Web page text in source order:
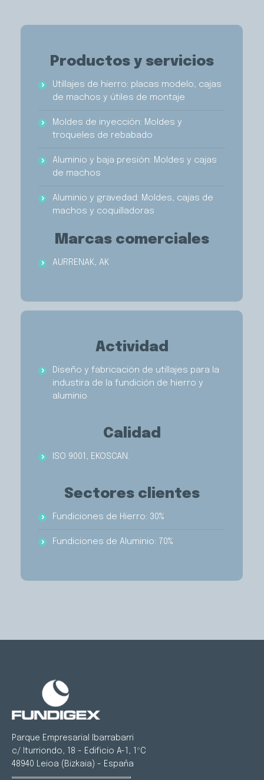
Productos y servicios
Utillajes de hierro: placas modelo, cajas
de machos y útiles de montaje
Moldes de inyección: Moldes y
troqueles de rebabado
Aluminio y baja presión: Moldes y cajas
de machos
Aluminio y gravedad: Moldes, cajas de
machos y coquilladoras
Marcas comerciales
AURRENAK, AK
Actividad
Diseño y fabricación de utillajes para la
industira de la fundición de hierro y
aluminio
Calidad
ISO 9001, EKOSCAN.
Sectores clientes
Fundiciones de Hierro: 30%
Fundiciones de Aluminio: 70%
Parque Empresarial Ibarrabarri
c/ Iturriondo, 18 - Edificio A-1, 1ºC
48940 Leioa (Bizkaia) - España